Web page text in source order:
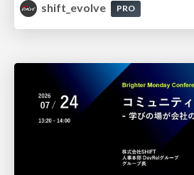
shift_evolve
PRO